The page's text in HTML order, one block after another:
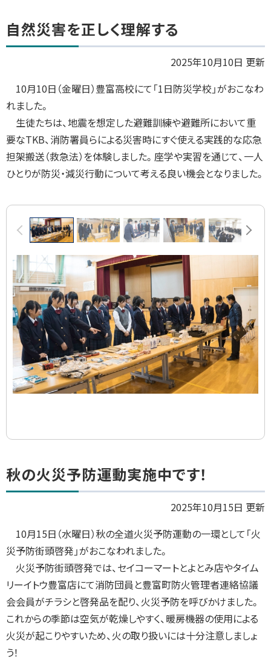
ト
ッ
る
自然災害を正しく理解する
2025年10月10日 更新
10月10日（金曜日）豊富高校にて「1日防災学校」がおこなわ
れました。
生徒たちは、地震を想定した避難訓練や避難所において重
要なTKB、消防署員らによる災害時にすぐ使える実践的な応急
担架搬送（救急法）を体験しました。座学や実習を通じて、一人
ひとりが防災・減災行動について考える良い機会となりました。
画
ラ
イ
ド
集
前へ 次へ
ト
ッ
る
秋の火災予防運動実施中です！
2025年10月15日 更新
10月15日（水曜日）秋の全道火災予防運動の一環として「火
災予防街頭啓発」がおこなわれました。
火災予防街頭啓発では、セイコーマートとよとみ店やタイム
リーイトウ豊富店にて消防団員と豊富町防火管理者連絡協議
会会員がチラシと啓発品を配り、火災予防を呼びかけました。
これからの季節は空気が乾燥しやすく、暖房機器の使用による
火災が起こりやすいため、火の取り扱いには十分注意しましょ
う！